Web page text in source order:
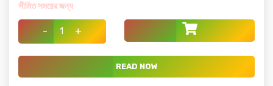
সীমিত সময়ের জন্য
- +
READ NOW